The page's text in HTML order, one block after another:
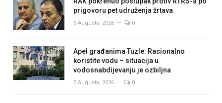
prigovoru pet udruženja žrtava
6 Augusta, 2026 0
Apel građanima Tuzle: Racionalno
koristite vodu – situacija u
vodosnabdijevanju je ozbiljna
5 Augusta, 2026 0